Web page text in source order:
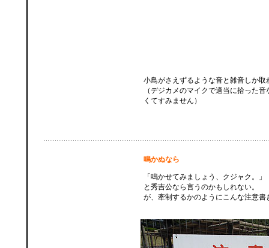
小鳥がさえずるような音と雑音しか取
（デジカメのマイクで適当に拾った
くてすみません）
鳴かぬなら
「鳴かせてみましょう、クジャク。」
と秀吉公なら言うのかもしれない。
が、牽制するかのようにこんな注意書